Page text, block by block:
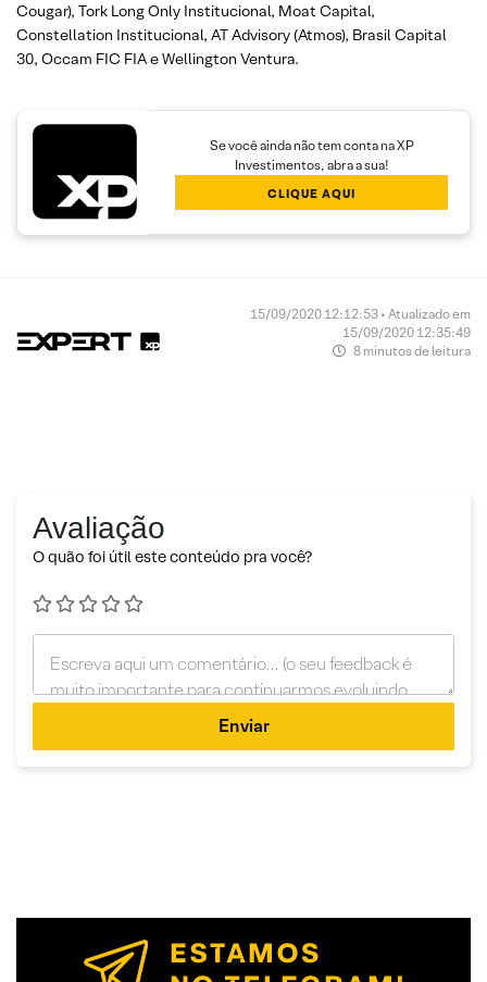
Cougar), Tork Long Only Institucional, Moat Capital,
Constellation Institucional, AT Advisory (Atmos), Brasil Capital
30, Occam FIC FIA e Wellington Ventura.
Se você ainda não tem conta na XP
Investimentos, abra a sua!
CLIQUE AQUI
15/09/2020 12:12:53 • Atualizado em
15/09/2020 12:35:49
8 minutos de leitura
Avaliação
O quão foi útil este conteúdo pra você?
Enviar